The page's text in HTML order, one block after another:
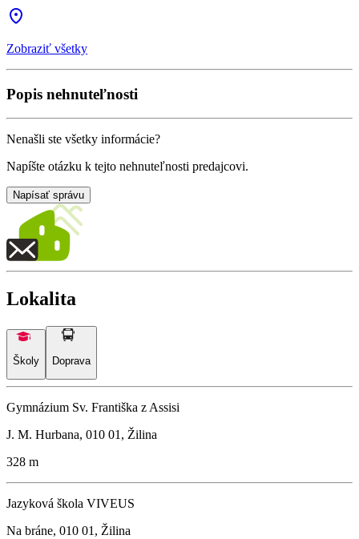
Zobraziť všetky
Popis nehnuteľnosti
Nenašli ste všetky informácie?
Napíšte otázku k tejto nehnuteľnosti predajcovi.
Napísať správu
Lokalita
Školy Doprava
Gymnázium Sv. Františka z Assisi
J. M. Hurbana, 010 01, Žilina
328 m
Jazyková škola VIVEUS
Na bráne, 010 01, Žilina